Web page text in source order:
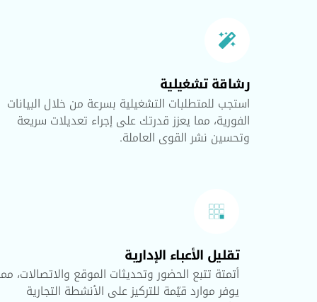
رشاقة تشغيلية
استجب للمتطلبات التشغيلية بسرعة من خلال البيانات
الفورية، مما يعزز قدرتك على إجراء تعديلات سريعة
وتحسين نشر القوى العاملة.
تقليل الأعباء الإدارية
أتمتة تتبع الحضور وتحديثات الموقع والاتصالات، مما
يوفر موارد قيّمة للتركيز على الأنشطة التجارية